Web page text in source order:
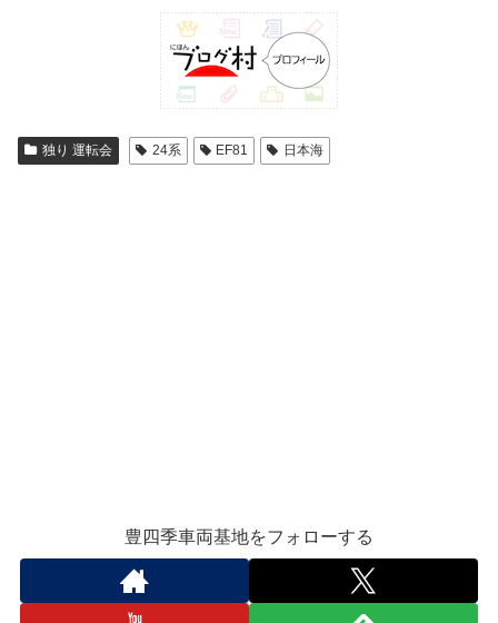
独り 運転会 24系 EF81 日本海
豊四季車両基地をフォローする